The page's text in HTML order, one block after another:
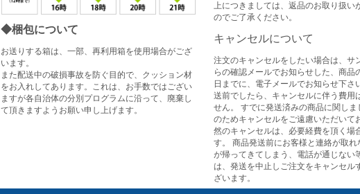
◆梱包について
お送りする箱は、一部、再利用箱を使用場合がござ
います。
また配送中の破損事故を防ぐ目的で、クッション材
をお入れしてあります。これは、お手数ではござい
ますが各自治体の分別プログラムに沿って、廃棄し
て頂きますようお願い申し上げます。
上につきましては、返品のお取り扱い
のでご了承ください。
キャンセルについて
注文のキャンセルをしたい場合は、サ
らの確認メールでお知らせした、商品
日までに、電子メールでお知らせ下さ
送前でしたら、キャンセルに伴う費用
せん。 すでに発送済みの商品に関しま
のためキャンセルをご遠慮いただいて
然のキャンセルは、必要経費を頂く場
す。 商品発送前にお客様と連絡が取れ
が帰ってきてしまう、電話が通じない
は、発送を中止しご注文をキャンセル
ざいます。